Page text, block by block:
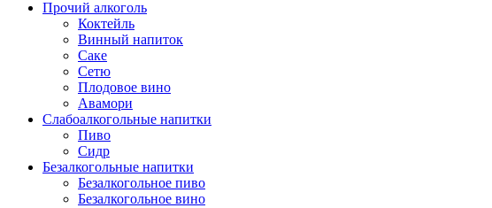
Прочий алкоголь
Коктейль
Винный напиток
Саке
Сетю
Плодовое вино
Авамори
Слабоалкогольные напитки
Пиво
Сидр
Безалкогольные напитки
Безалкогольное пиво
Безалкогольное вино